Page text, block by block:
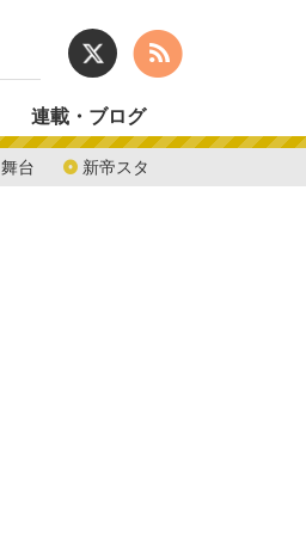
舞台 新帝スタ
連載・ブログ